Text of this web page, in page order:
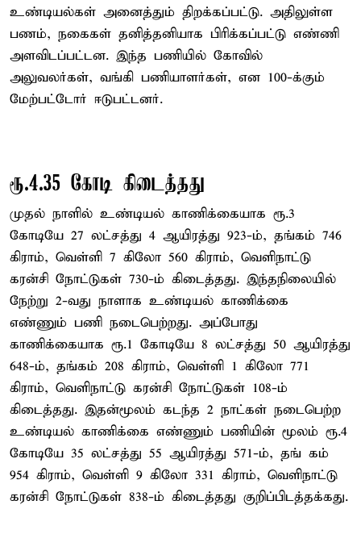
உண்டியல்கள் அனைத்தும் திறக்கப்பட்டு. அதிலுள்ள
பணம், நகைகள் தனித்தனியாக பிரிக்கப்பட்டு எண்ணி
அளவிடப்பட்டன. இந்த பணியில் கோவில்
அலுவலர்கள், வங்கி பணியாளர்கள், என 100-க்கும்
மேற்பட்டோர் ஈடுபட்டனர்.
ரூ.4.35 கோடி கிடைத்தது
முதல் நாளில் உண்டியல் காணிக்கையாக ரூ.3
கோடியே 27 லட்சத்து 4 ஆயிரத்து 923-ம், தங்கம் 746
கிராம், வெள்ளி 7 கிலோ 560 கிராம், வெளிநாட்டு
கரன்சி நோட்டுகள் 730-ம் கிடைத்தது. இந்தநிலையில்
நேற்று 2-வது நாளாக உண்டியல் காணிக்கை
எண்ணும் பணி நடைபெற்றது. அப்போது
காணிக்கையாக ரூ.1 கோடியே 8 லட்சத்து 50 ஆயிரத்து
648-ம், தங்கம் 208 கிராம், வெள்ளி 1 கிலோ 771
கிராம், வெளிநாட்டு கரன்சி நோட்டுகள் 108-ம்
கிடைத்தது. இதன்மூலம் கடந்த 2 நாட்கள் நடைபெற்ற
உண்டியல் காணிக்கை எண்ணும் பணியின் மூலம் ரூ.4
கோடியே 35 லட்சத்து 55 ஆயிரத்து 571-ம், தங் கம்
954 கிராம், வெள்ளி 9 கிலோ 331 கிராம், வெளிநாட்டு
கரன்சி நோட்டுகள் 838-ம் கிடைத்தது குறிப்பிடத்தக்கது.